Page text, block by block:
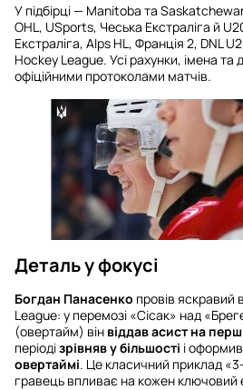
У підбірці — Manitoba та
OHL, USports, Чеська Екстраліга й
Екстраліга, Alps HL, Франція 2, DNL
Hockey League. Усі рахунки, імена та
офіційними протоколами матчів.
Деталь у фокусі
Богдан Панасенко провів яскравий
League: у перемозі «Сісак» над
(овертайм) він віддав асист на
періодізрівняв у більшості і оформив
овертаймі. Це класичний приклад
гравець впливає на кожен ключовий